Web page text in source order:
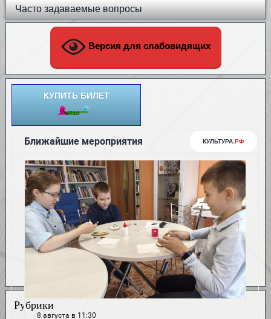
Часто задаваемые вопросы
Версия для слабовидящих
КУПИТЬ БИЛЕТ
Рубрики